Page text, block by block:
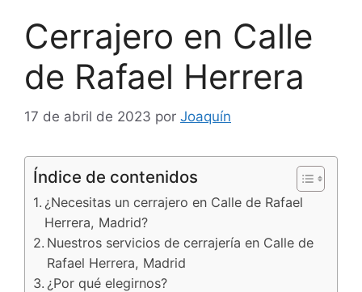
Cerrajero en Calle
de Rafael Herrera
17 de abril de 2023 por Joaquín
Índice de contenidos
¿Necesitas un cerrajero en Calle de Rafael
Herrera, Madrid?
Nuestros servicios de cerrajería en Calle de
Rafael Herrera, Madrid
¿Por qué elegirnos?